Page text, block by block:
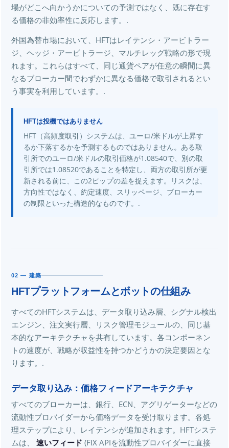
場がどこへ向かうかについての予測ではなく、既に存在す
る価格の非効率性に反応します。.
外国為替市場において、HFTはレイテンシ・アービトラー
ジ、ヘッジ・アービトラージ、マルチレッグ戦略の形で現
れます。これらはすべて、同じ通貨ペアが任意の瞬間に異
なるブローカー間でわずかに異なる価格で取引されるとい
う事実を利用しています。.
HFTは投機ではありません
HFT（高頻度取引）システムは、ユーロ/米ドルが上昇す
るか下落するかを予測するものではありません。ある取
引所でのユーロ/米ドルの取引価格が1.08540で、別の取
引所では1.08520であることを特定し、両方の取引所が更
新される前に、この2ピップの差を捉えます。リスクは、
方向性ではなく、約定速度、スリッページ、ブローカー
の制限といった構造的なものです。.
02 — 建築
HFTプラットフォームとボットの仕組み
すべてのHFTシステムは、データ取り込み層、シグナル検出
エンジン、注文実行層、リスク管理モジュールの、同じ基
本的なアーキテクチャを共有しています。各コンポーネン
トの速度が、戦略が収益性を持つかどうかの決定要因とな
ります。.
データ取り込み：価格フィードアーキテクチャ
すべてのブローカーは、銀行、ECN、アグリゲーターなどの
流動性プロバイダーから価格データを受け取ります。各処
理ステップにより、レイテンシが追加されます。HFTシステ
ムは、 速いフィード (FIX APIを流動性プロバイダーに直接